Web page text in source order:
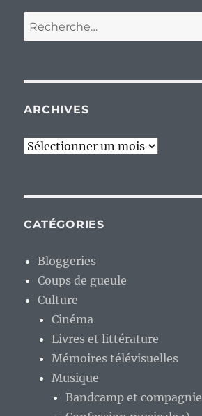
Recherche
pour :
ARCHIVES
Archives
CATÉGORIES
Bloggeries
Coups de gueule
Culture
Cinéma
Livres et littérature
Mémoires télévisuelles
Musique
Bandcamp et compagnie